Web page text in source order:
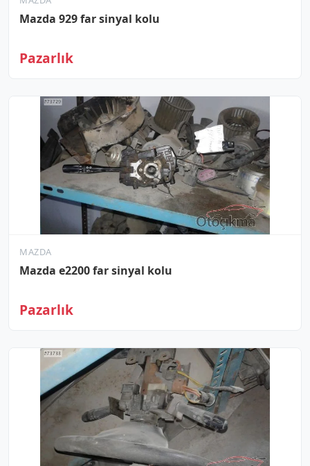
Mazda 929 far sinyal kolu
Pazarlık
MAZDA
Mazda e2200 far sinyal kolu
Pazarlık